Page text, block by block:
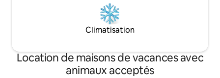
Climatisation
Location de maisons de vacances avec
animaux acceptés